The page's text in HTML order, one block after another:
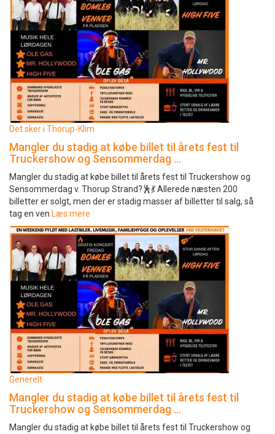
Det sker i Thorup-Klim
Mangler du stadig at købe billet til årets fest til
Truckershow og Sensommerdag …
Mangler du stadig at købe billet til årets fest til Truckershow og
Sensommerdag v. Thorup Strand?🕺💃 Allerede næsten 200
billetter er solgt, men der er stadig masser af billetter til salg, så
tag en ven Læs mere
Generelt
Mangler du stadig at købe billet til årets fest til
Truckershow og Sensommerdag …
Mangler du stadig at købe billet til årets fest til Truckershow og